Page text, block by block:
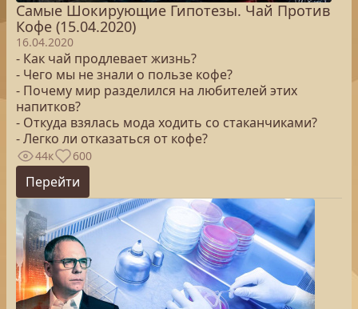
Самые Шокирующие Гипотезы. Чай Против
Кофе (15.04.2020)
16.04.2020
- Как чай продлевает жизнь?
- Чего мы не знали о пользе кофе?
- Почему мир разделился на любителей этих
напитков?
- Откуда взялась мода ходить со стаканчиками?
- Легко ли отказаться от кофе?
44к 600
Перейти